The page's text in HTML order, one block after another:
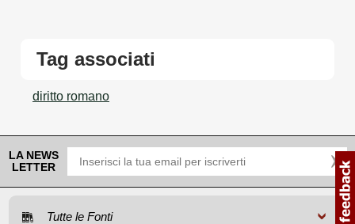
Tag associati
diritto romano
LA NEWS
LETTER
Tutte le Fonti